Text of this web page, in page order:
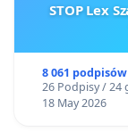
STOP Lex
8 061 podpisów
26 Podpisy / 24
18 May 2026